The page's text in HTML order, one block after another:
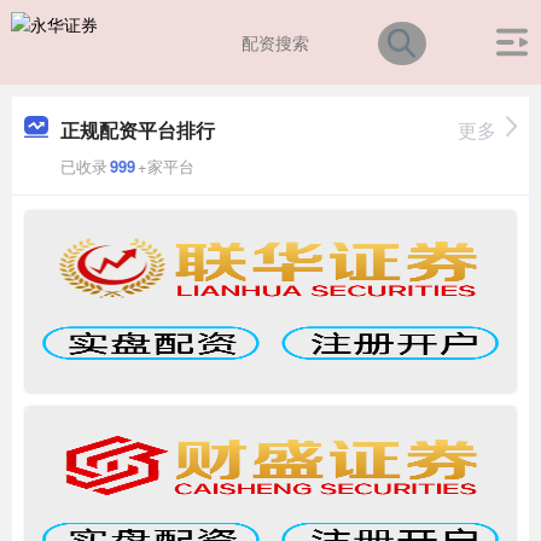
正规配资平台排行
已收录999+家平台
更多